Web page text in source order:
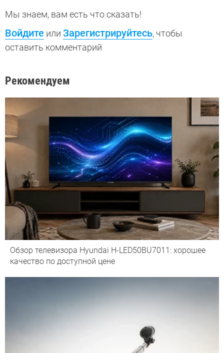
Мы знаем, вам есть что сказать!
Войдите или Зарегистрируйтесь, чтобы
оставить комментарий
Рекомендуем
Обзор телевизора Hyundai H-LED50BU7011: хорошее
качество по доступной цене